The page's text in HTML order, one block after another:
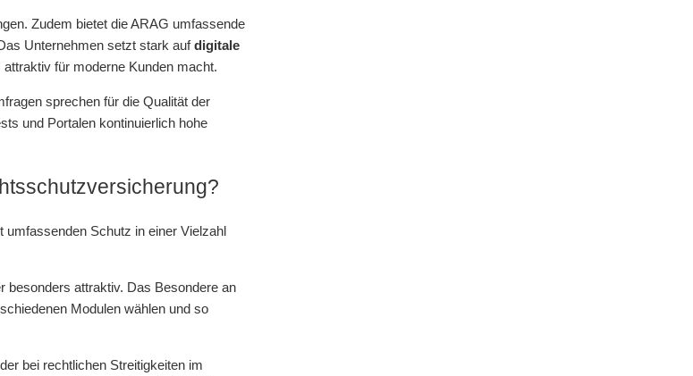
Zudem bietet die ARAG umfassende
Unternehmen setzt stark aufdigitale
für moderne Kunden macht.
sprechen für die Qualität der
und Portalen kontinuierlich hohe
umfassenden Schutz in einer Vielzahl
besonders attraktiv. Das Besondere an
Modulen wählen und so
bei rechtlichen Streitigkeiten im